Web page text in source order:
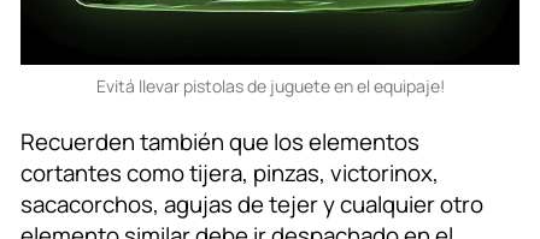
Evitá llevar pistolas de juguete en el equipaje!
Recuerden también que los elementos
cortantes como tijera, pinzas, victorinox,
sacacorchos, agujas de tejer y cualquier otro